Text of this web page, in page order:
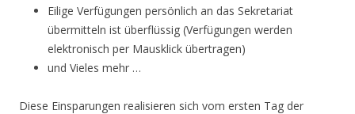
Eilige Verfügungen persönlich an das Sekretariat
übermitteln ist überflüssig (Verfügungen werden
elektronisch per Mausklick übertragen)
und Vieles mehr …
Diese Einsparungen realisieren sich vom ersten Tag der